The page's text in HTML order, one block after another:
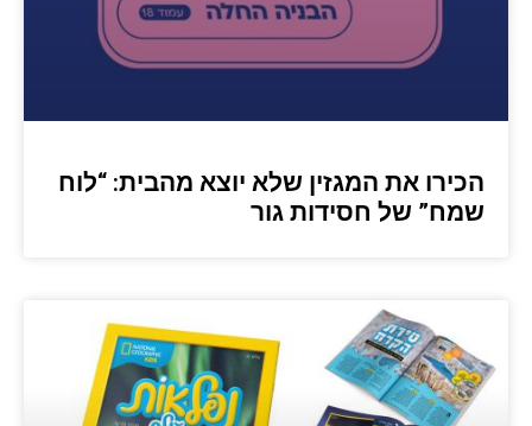
הכירו את המגזין שלא יוצא מהבית: “לוח
שמח” של חסידות גור